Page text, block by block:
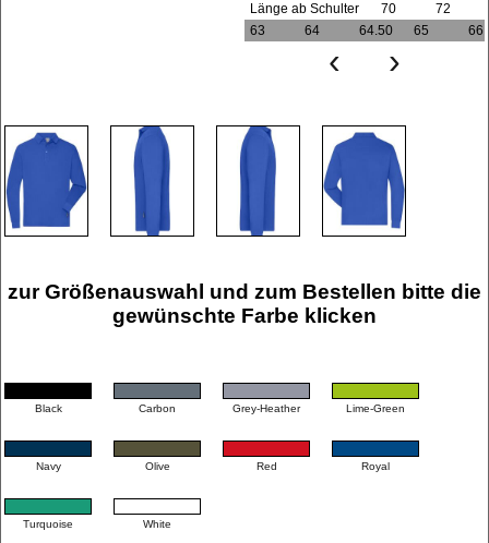
Länge ab Schulter
70
72
63
64 64.50 65 66
‹ ›
zur Größenauswahl und zum Bestellen bitte die
gewünschte Farbe klicken
Black Carbon Grey-Heather Lime-Green
Navy Olive Red Royal
Turquoise White